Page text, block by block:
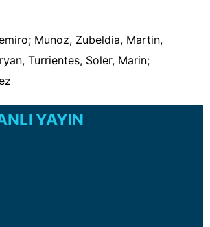
Munoz, Zubeldia, Martin,
Turrientes, Soler, Marin;
YAYIN